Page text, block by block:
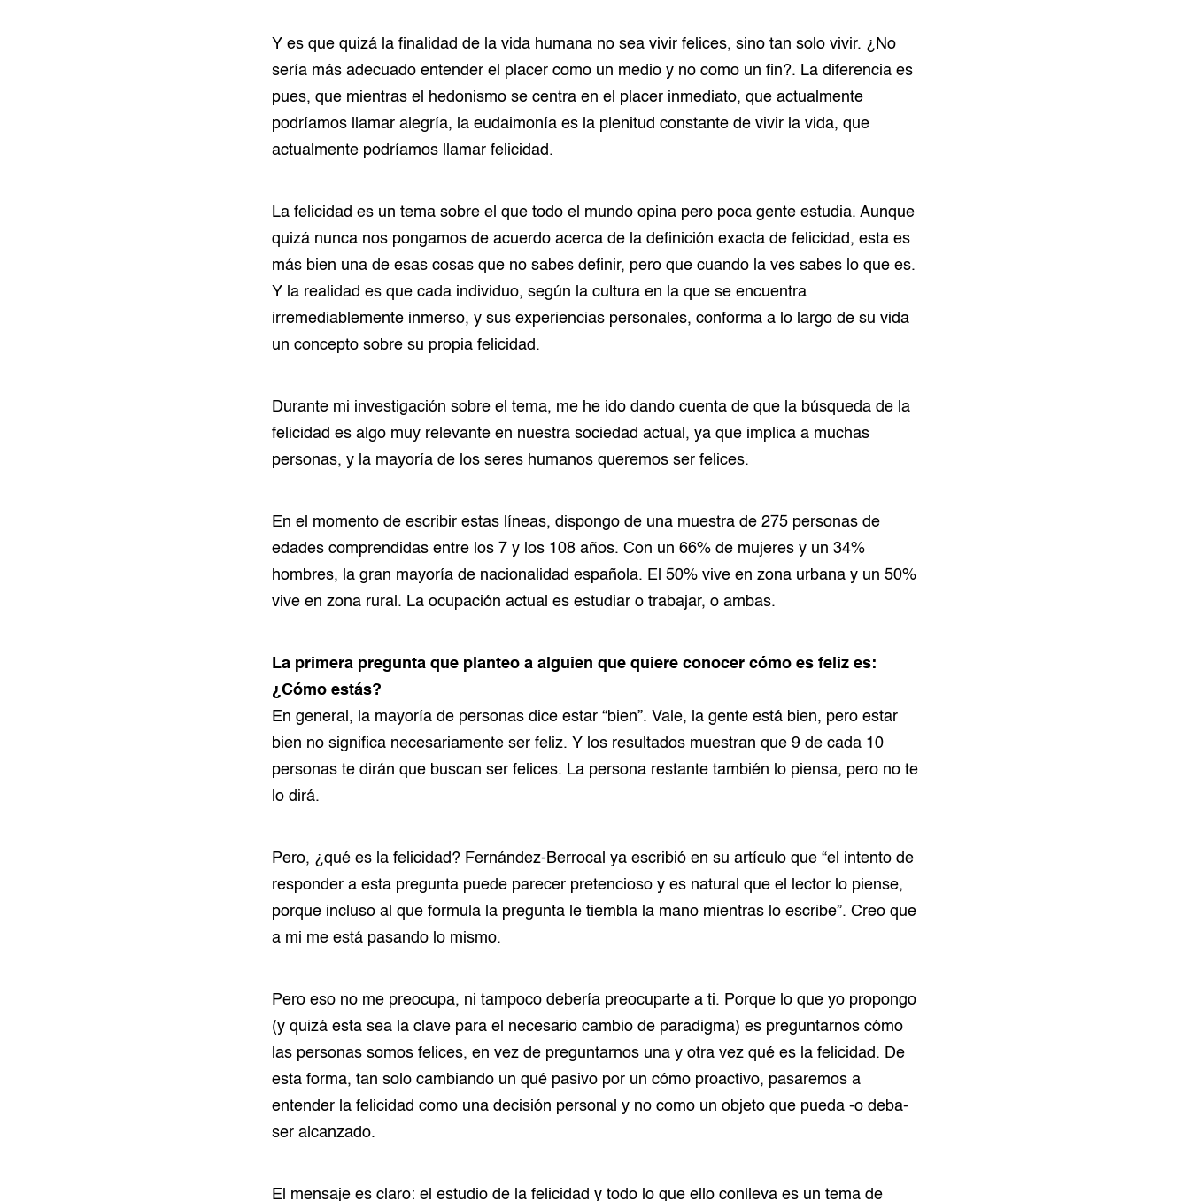
Y es que quizá la finalidad de la vida humana no sea vivir felices, sino tan solo vivir. ¿No
sería más adecuado entender el placer como un medio y no como un fin?. La diferencia es
pues, que mientras el hedonismo se centra en el placer inmediato, que actualmente
podríamos llamar alegría, la eudaimonía es la plenitud constante de vivir la vida, que
actualmente podríamos llamar felicidad.
La felicidad es un tema sobre el que todo el mundo opina pero poca gente estudia. Aunque
quizá nunca nos pongamos de acuerdo acerca de la definición exacta de felicidad, esta es
más bien una de esas cosas que no sabes definir, pero que cuando la ves sabes lo que es.
Y la realidad es que cada individuo, según la cultura en la que se encuentra
irremediablemente inmerso, y sus experiencias personales, conforma a lo largo de su vida
un concepto sobre su propia felicidad.
Durante mi investigación sobre el tema, me he ido dando cuenta de que la búsqueda de la
felicidad es algo muy relevante en nuestra sociedad actual, ya que implica a muchas
personas, y la mayoría de los seres humanos queremos ser felices.
En el momento de escribir estas líneas, dispongo de una muestra de 275 personas de
edades comprendidas entre los 7 y los 108 años. Con un 66% de mujeres y un 34%
hombres, la gran mayoría de nacionalidad española. El 50% vive en zona urbana y un 50%
vive en zona rural. La ocupación actual es estudiar o trabajar, o ambas.
La primera pregunta que planteo a alguien que quiere conocer cómo es feliz es:
¿Cómo estás?
En general, la mayoría de personas dice estar “bien”. Vale, la gente está bien, pero estar
bien no significa necesariamente ser feliz. Y los resultados muestran que 9 de cada 10
personas te dirán que buscan ser felices. La persona restante también lo piensa, pero no te
lo dirá.
Pero, ¿qué es la felicidad? Fernández-Berrocal ya escribió en su artículo que “el intento de
responder a esta pregunta puede parecer pretencioso y es natural que el lector lo piense,
porque incluso al que formula la pregunta le tiembla la mano mientras lo escribe”. Creo que
a mi me está pasando lo mismo.
Pero eso no me preocupa, ni tampoco debería preocuparte a ti. Porque lo que yo propongo
(y quizá esta sea la clave para el necesario cambio de paradigma) es preguntarnos cómo
las personas somos felices, en vez de preguntarnos una y otra vez qué es la felicidad. De
esta forma, tan solo cambiando un qué pasivo por un cómo proactivo, pasaremos a
entender la felicidad como una decisión personal y no como un objeto que pueda -o deba-
ser alcanzado.
El mensaje es claro: el estudio de la felicidad y todo lo que ello conlleva es un tema de